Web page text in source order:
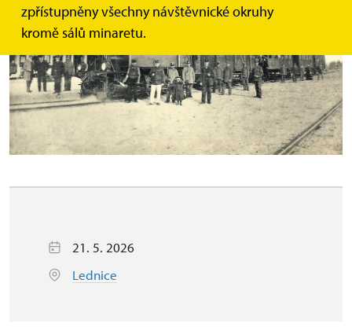
zpřístupněny všechny návštěvnické okruhy
kromě sálů minaretu.
21. 5. 2026
Lednice